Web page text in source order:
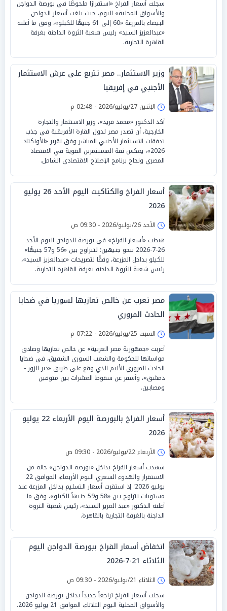
سجلت أسعار الفراخ «استقرارًا ملحوظًا في بورصة الدواجن
والأسواق المحلية» اليوم، حيث بلغت أسعار الدواجن
البيضاء بالمزرعة «60 إلى 61 جنيهًا للكيلو»، وفق ما أعلنه
«عبدالعزيز السيد» رئيس شعبة الثروة الداجنة بغرفة
القاهرة التجارية.
وزير الاستثمار.. مصر تتربع على عرش الاستثمار
الأجنبي في إفريقيا
الإثنين 27/يوليو/2026 - 02:48 م
أكد الدكتور «محمد فريد»، وزير الاستثمار والتجارة
الخارجية، أن تصدر مصر لدول القارة الأفريقية في جذب
تدفقات الاستثمار الأجنبي المباشر وفق تقرير «الأونكتاد
2026»، يعكس ثقة المستثمرين القوية في الاقتصاد
المصري ونجاح برنامج الإصلاح الاقتصادي الشامل.
أسعار الفراخ والكتاكيت اليوم الأحد 26 يوليو
2026
الأحد 26/يوليو/2026 - 09:30 ص
هبطت «أسعار الفراخ» في بورصة الدواجن اليوم الأحد
26-7-2026 بنحو جنيهين؛ لتتراوح بين «56 و57 جنيهًا»
للكيلو بداخل المزرعة، وفقًا لتصريحات «عبدالعزيز السيد»،
رئيس شعبة الثروة الداجنة بغرفة القاهرة التجارية.
مصر تعرب عن خالص تعازيها لسوريا في ضحايا
الحادث المروري
السبت 25/يوليو/2026 - 07:22 م
أعربت «جمهورية مصر العربية» عن خالص تعازيها وصادق
مواساتها للحكومة والشعب السوري الشقيق، في ضحايا
الحادث المروري الأليم الذي وقع على طريق «دير الزور -
دمشق»، وأسفر عن سقوط العشرات بين متوفين
ومصابين.
أسعار الفراخ بالبورصة اليوم الأربعاء 22 يوليو
2026
الأربعاء 22/يوليو/2026 - 09:30 ص
شهدت أسعار الفراخ بداخل «بورصة الدواجن» حالة من
الاستقرار والهدوء السعري اليوم الأربعاء، الموافق 22
يوليو 2026؛ إذ استقرت أسعار التسليم بداخل المزرعة عند
مستويات تتراوح بين «58 و59 جنيهاً للكيلو»، وفق ما
أعلنه الدكتور «عبد العزيز السيد»، رئيس شعبة الثروة
الداجنة بالغرفة التجارية بالقاهرة.
انخفاض أسعار الفراخ ببورصة الدواجن اليوم
الثلاثاء 21-7-2026
الثلاثاء 21/يوليو/2026 - 09:30 ص
سجلت أسعار الفراخ تراجعاً جديداً بداخل بورصة الدواجن
والأسواق المحلية اليوم الثلاثاء، الموافق 21 يوليو 2026.